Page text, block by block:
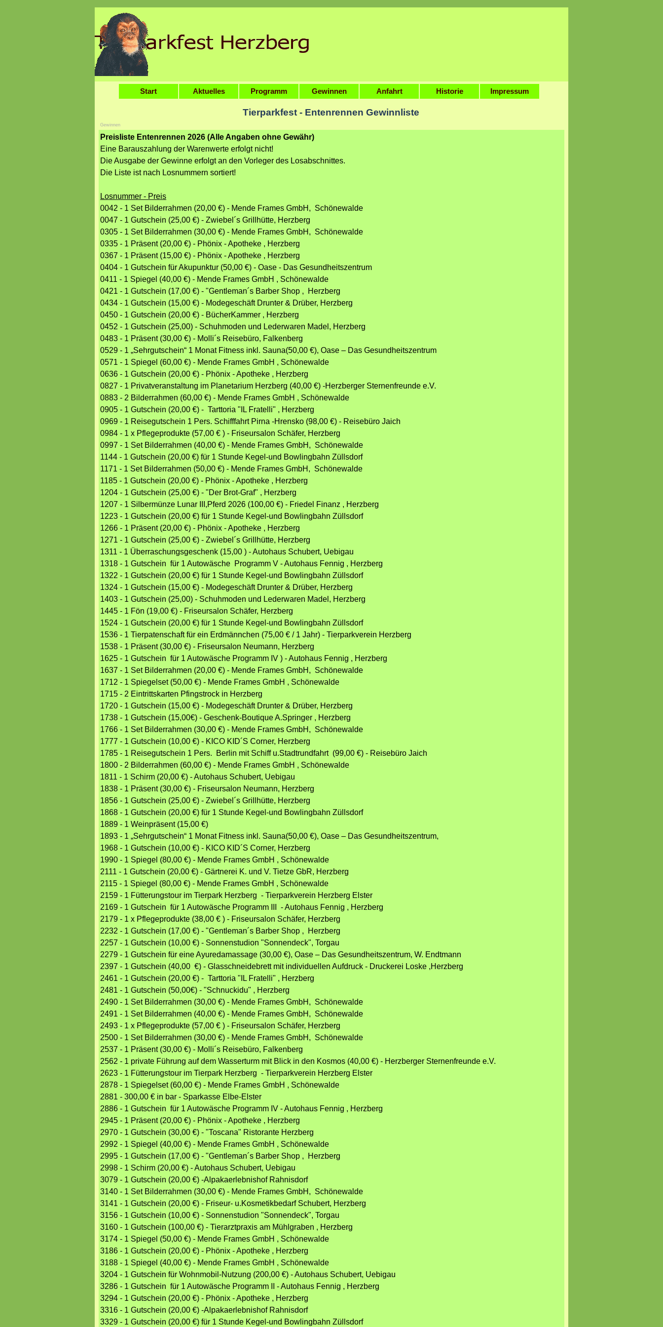
Menü überspringen
Start Aktuelles Programm Gewinnen ▼
Anfahrt Historie ▼
Impressum
Tierparkfest - Entenrennen Gewinnliste
Gewinnen
Preisliste Entenrennen 2026 (Alle Angaben ohne Gewähr)
Eine Barauszahlung der Warenwerte erfolgt nicht!
Die Ausgabe der Gewinne erfolgt an den Vorleger des Losabschnittes.
Die Liste ist nach Losnummern sortiert!
Losnummer - Preis
0042 - 1 Set Bilderrahmen (20,00 €) - Mende Frames GmbH, Schönewalde
0047 - 1 Gutschein (25,00 €) - Zwiebel´s Grillhütte, Herzberg
0305 - 1 Set Bilderrahmen (30,00 €) - Mende Frames GmbH, Schönewalde
0335 - 1 Präsent (20,00 €) - Phönix - Apotheke , Herzberg
0367 - 1 Präsent (15,00 €) - Phönix - Apotheke , Herzberg
0404 - 1 Gutschein für Akupunktur (50,00 €) - Oase - Das Gesundheitszentrum
0411 - 1 Spiegel (40,00 €) - Mende Frames GmbH , Schönewalde
0421 - 1 Gutschein (17,00 €) - "Gentleman´s Barber Shop , Herzberg
0434 - 1 Gutschein (15,00 €) - Modegeschäft Drunter & Drüber, Herzberg
0450 - 1 Gutschein (20,00 €) - BücherKammer , Herzberg
0452 - 1 Gutschein (25,00) - Schuhmoden und Lederwaren Madel, Herzberg
0483 - 1 Präsent (30,00 €) - Molli´s Reisebüro, Falkenberg
0529 - 1 „Sehrgutschein“ 1 Monat Fitness inkl. Sauna(50,00 €), Oase – Das Gesundheitszentrum
0571 - 1 Spiegel (60,00 €) - Mende Frames GmbH , Schönewalde
0636 - 1 Gutschein (20,00 €) - Phönix - Apotheke , Herzberg
0827 - 1 Privatveranstaltung im Planetarium Herzberg (40,00 €) -Herzberger Sternenfreunde e.V.
0883 - 2 Bilderrahmen (60,00 €) - Mende Frames GmbH , Schönewalde
0905 - 1 Gutschein (20,00 €) - Tarttoria "IL Fratelli" , Herzberg
0969 - 1 Reisegutschein 1 Pers. Schifffahrt Pirna -Hrensko (98,00 €) - Reisebüro Jaich
0984 - 1 x Pflegeprodukte (57,00 € ) - Friseursalon Schäfer, Herzberg
0997 - 1 Set Bilderrahmen (40,00 €) - Mende Frames GmbH, Schönewalde
1144 - 1 Gutschein (20,00 €) für 1 Stunde Kegel-und Bowlingbahn Züllsdorf
1171 - 1 Set Bilderrahmen (50,00 €) - Mende Frames GmbH, Schönewalde
1185 - 1 Gutschein (20,00 €) - Phönix - Apotheke , Herzberg
1204 - 1 Gutschein (25,00 €) - "Der Brot-Graf" , Herzberg
1207 - 1 Silbermünze Lunar III,Pferd 2026 (100,00 €) - Friedel Finanz , Herzberg
1223 - 1 Gutschein (20,00 €) für 1 Stunde Kegel-und Bowlingbahn Züllsdorf
1266 - 1 Präsent (20,00 €) - Phönix - Apotheke , Herzberg
1271 - 1 Gutschein (25,00 €) - Zwiebel´s Grillhütte, Herzberg
1311 - 1 Überraschungsgeschenk (15,00 ) - Autohaus Schubert, Uebigau
1318 - 1 Gutschein für 1 Autowäsche Programm V - Autohaus Fennig , Herzberg
1322 - 1 Gutschein (20,00 €) für 1 Stunde Kegel-und Bowlingbahn Züllsdorf
1324 - 1 Gutschein (15,00 €) - Modegeschäft Drunter & Drüber, Herzberg
1403 - 1 Gutschein (25,00) - Schuhmoden und Lederwaren Madel, Herzberg
1445 - 1 Fön (19,00 €) - Friseursalon Schäfer, Herzberg
1524 - 1 Gutschein (20,00 €) für 1 Stunde Kegel-und Bowlingbahn Züllsdorf
1536 - 1 Tierpatenschaft für ein Erdmännchen (75,00 € / 1 Jahr) - Tierparkverein Herzberg
1538 - 1 Präsent (30,00 €) - Friseursalon Neumann, Herzberg
1625 - 1 Gutschein für 1 Autowäsche Programm IV ) - Autohaus Fennig , Herzberg
1637 - 1 Set Bilderrahmen (20,00 €) - Mende Frames GmbH, Schönewalde
1712 - 1 Spiegelset (50,00 €) - Mende Frames GmbH , Schönewalde
1715 - 2 Eintrittskarten Pfingstrock in Herzberg
1720 - 1 Gutschein (15,00 €) - Modegeschäft Drunter & Drüber, Herzberg
1738 - 1 Gutschein (15,00€) - Geschenk-Boutique A.Springer , Herzberg
1766 - 1 Set Bilderrahmen (30,00 €) - Mende Frames GmbH, Schönewalde
1777 - 1 Gutschein (10,00 €) - KICO KID´S Corner, Herzberg
1785 - 1 Reisegutschein 1 Pers. Berlin mit Schiff u.Stadtrundfahrt (99,00 €) - Reisebüro Jaich
1800 - 2 Bilderrahmen (60,00 €) - Mende Frames GmbH , Schönewalde
1811 - 1 Schirm (20,00 €) - Autohaus Schubert, Uebigau
1838 - 1 Präsent (30,00 €) - Friseursalon Neumann, Herzberg
1856 - 1 Gutschein (25,00 €) - Zwiebel´s Grillhütte, Herzberg
1868 - 1 Gutschein (20,00 €) für 1 Stunde Kegel-und Bowlingbahn Züllsdorf
1889 - 1 Weinpräsent (15,00 €)
1893 - 1 „Sehrgutschein“ 1 Monat Fitness inkl. Sauna(50,00 €), Oase – Das Gesundheitszentrum,
1968 - 1 Gutschein (10,00 €) - KICO KID´S Corner, Herzberg
1990 - 1 Spiegel (80,00 €) - Mende Frames GmbH , Schönewalde
2111 - 1 Gutschein (20,00 €) - Gärtnerei K. und V. Tietze GbR, Herzberg
2115 - 1 Spiegel (80,00 €) - Mende Frames GmbH , Schönewalde
2159 - 1 Fütterungstour im Tierpark Herzberg - Tierparkverein Herzberg Elster
2169 - 1 Gutschein für 1 Autowäsche Programm III - Autohaus Fennig , Herzberg
2179 - 1 x Pflegeprodukte (38,00 € ) - Friseursalon Schäfer, Herzberg
2232 - 1 Gutschein (17,00 €) - "Gentleman´s Barber Shop , Herzberg
2257 - 1 Gutschein (10,00 €) - Sonnenstudion "Sonnendeck", Torgau
2279 - 1 Gutschein für eine Ayuredamassage (30,00 €), Oase – Das Gesundheitszentrum, W. Endtmann
2397 - 1 Gutschein (40,00 €) - Glasschneidebrett mit individuellen Aufdruck - Druckerei Loske ,Herzberg
2461 - 1 Gutschein (20,00 €) - Tarttoria "IL Fratelli" , Herzberg
2481 - 1 Gutschein (50,00€) - "Schnuckidu" , Herzberg
2490 - 1 Set Bilderrahmen (30,00 €) - Mende Frames GmbH, Schönewalde
2491 - 1 Set Bilderrahmen (40,00 €) - Mende Frames GmbH, Schönewalde
2493 - 1 x Pflegeprodukte (57,00 € ) - Friseursalon Schäfer, Herzberg
2500 - 1 Set Bilderrahmen (30,00 €) - Mende Frames GmbH, Schönewalde
2537 - 1 Präsent (30,00 €) - Molli´s Reisebüro, Falkenberg
2562 - 1 private Führung auf dem Wasserturm mit Blick in den Kosmos (40,00 €) - Herzberger Sternenfreunde e.V.
2623 - 1 Fütterungstour im Tierpark Herzberg - Tierparkverein Herzberg Elster
2878 - 1 Spiegelset (60,00 €) - Mende Frames GmbH , Schönewalde
2881 - 300,00 € in bar - Sparkasse Elbe-Elster
2886 - 1 Gutschein für 1 Autowäsche Programm IV - Autohaus Fennig , Herzberg
2945 - 1 Präsent (20,00 €) - Phönix - Apotheke , Herzberg
2970 - 1 Gutschein (30,00 €) - "Toscana" Ristorante Herzberg
2992 - 1 Spiegel (40,00 €) - Mende Frames GmbH , Schönewalde
2995 - 1 Gutschein (17,00 €) - "Gentleman´s Barber Shop , Herzberg
2998 - 1 Schirm (20,00 €) - Autohaus Schubert, Uebigau
3079 - 1 Gutschein (20,00 €) -Alpakaerlebnishof Rahnisdorf
3140 - 1 Set Bilderrahmen (30,00 €) - Mende Frames GmbH, Schönewalde
3141 - 1 Gutschein (20,00 €) - Friseur- u.Kosmetikbedarf Schubert, Herzberg
3156 - 1 Gutschein (10,00 €) - Sonnenstudion "Sonnendeck", Torgau
3160 - 1 Gutschein (100,00 €) - Tierarztpraxis am Mühlgraben , Herzberg
3174 - 1 Spiegel (50,00 €) - Mende Frames GmbH , Schönewalde
3186 - 1 Gutschein (20,00 €) - Phönix - Apotheke , Herzberg
3188 - 1 Spiegel (40,00 €) - Mende Frames GmbH , Schönewalde
3204 - 1 Gutschein für Wohnmobil-Nutzung (200,00 €) - Autohaus Schubert, Uebigau
3286 - 1 Gutschein für 1 Autowäsche Programm II - Autohaus Fennig , Herzberg
3294 - 1 Gutschein (20,00 €) - Phönix - Apotheke , Herzberg
3316 - 1 Gutschein (20,00 €) -Alpakaerlebnishof Rahnisdorf
3329 - 1 Gutschein (20,00 €) für 1 Stunde Kegel-und Bowlingbahn Züllsdorf